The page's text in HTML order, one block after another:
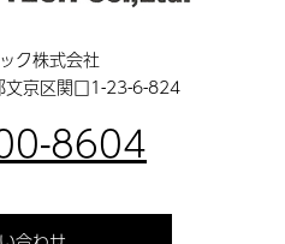
ク株式会社
京区関口1-23-6-824
8604